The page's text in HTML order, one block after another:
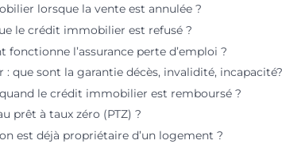
lorsque la vente est annulée ?
le crédit immobilier est refusé ?
l’assurance perte d’emploi ?
que sont la garantie décès, invalidité, incapacité?
le crédit immobilier est remboursé ?
prêt à taux zéro (PTZ) ?
est déjà propriétaire d’un logement ?